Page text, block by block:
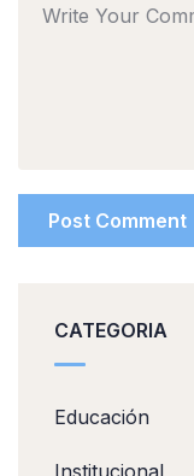
CATEGORIA
Educación